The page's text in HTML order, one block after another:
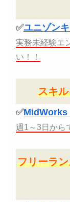
✅ユニゾン
実務未経験エ
い！！
スキ
✅MidWorks
週1～3日から
フリーラ